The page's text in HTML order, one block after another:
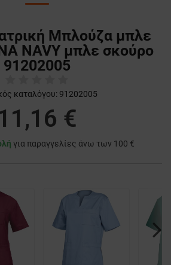
Μπλούζα μπλε
NAVY μπλε σκούρο
91202005
καταλόγου: 91202005
€
για παραγγελίες άνω των 100 €